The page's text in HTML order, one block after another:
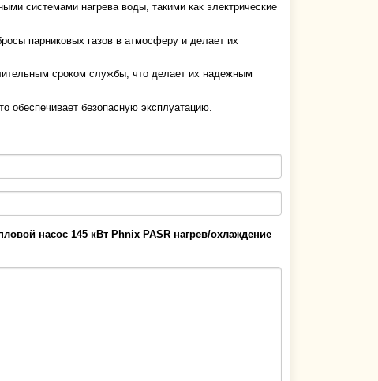
системами нагрева воды, такими как электрические
парниковых газов в атмосферу и делает их
сроком службы, что делает их надежным
обеспечивает безопасную эксплуатацию.
насос 145 кВт Phnix PASR нагрев/охлаждение